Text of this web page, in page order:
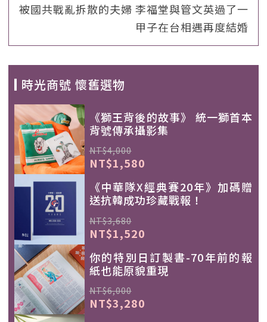
被國共戰亂拆散的夫婦 李福堂與管文英過了一
甲子在台相遇再度結婚
時光商號 懷舊選物
《獅王背後的故事》 統一獅首本
背號傳承攝影集
NT$4,000
NT$1,580
《中華隊X經典賽20年》加碼贈
送抗韓成功珍藏戰報！
NT$3,680
NT$1,520
你的特別日訂製書-70年前的報
紙也能原貌重現
NT$6,000
NT$3,280